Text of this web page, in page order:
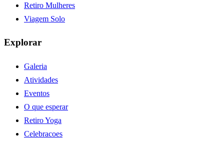
Retiro Mulheres
Viagem Solo
Explorar
Galeria
Atividades
Eventos
O que esperar
Retiro Yoga
Celebracoes